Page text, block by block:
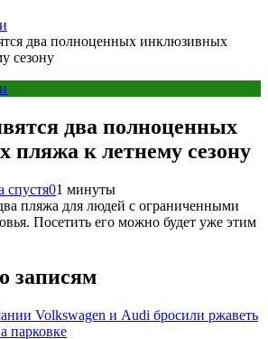
два полноценных инклюзивных
сезону
два полноценных
пляжа к летнему сезону
спустя01 минуты
пляжа для людей с ограниченными
Посетить его можно будет уже этим
записям
Volkswagen и Audi бросили ржаветь
парковке